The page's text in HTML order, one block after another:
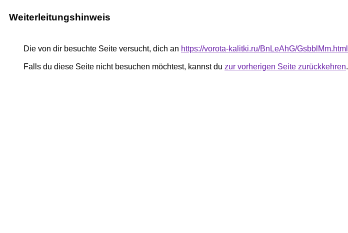
Weiterleitungshinweis
Die von dir besuchte Seite versucht, dich an https://vorota-kalitki.ru/BnLeAhG/GsbblMm.html
Falls du diese Seite nicht besuchen möchtest, kannst du zur vorherigen Seite zurückkehren.